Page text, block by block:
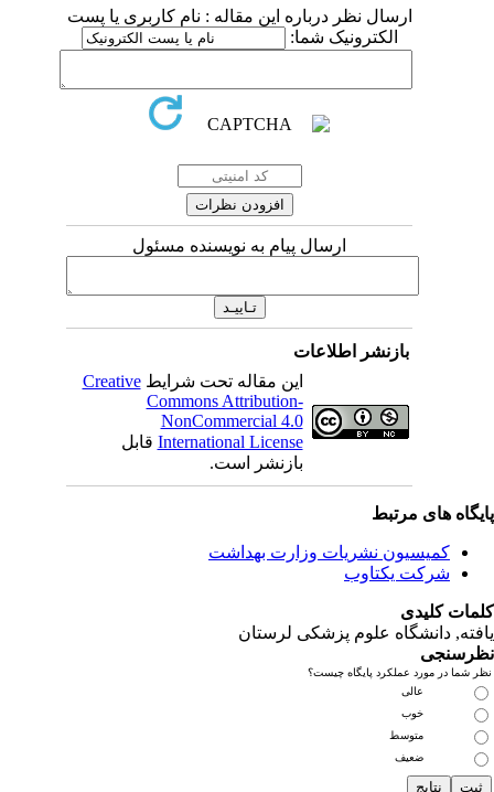
ارسال نظر درباره این مقاله : نام کاربری یا پست
الکترونیک شما:
ارسال پیام به نویسنده مسئول
بازنشر اطلاعات
این مقاله تحت شرایطCreative
Commons Attribution-
NonCommercial 4.0
International Licenseقابل
بازنشر است.
های مرتبط
کمیسیون نشریات وزارت بهداشت
شرکت یکتاوب
کلیدی
, دانشگاه علوم پزشکی لرستان
شما در مورد عملکرد پایگاه چیست؟
عالی
خوب
متوسط
ضعیف